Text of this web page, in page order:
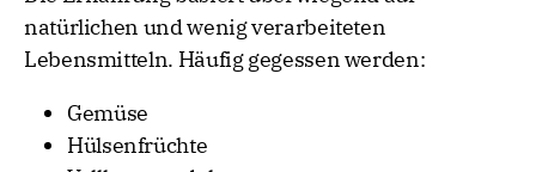
natürlichen und wenig verarbeiteten
Lebensmitteln. Häufig gegessen werden:
Gemüse
Hülsenfrüchte